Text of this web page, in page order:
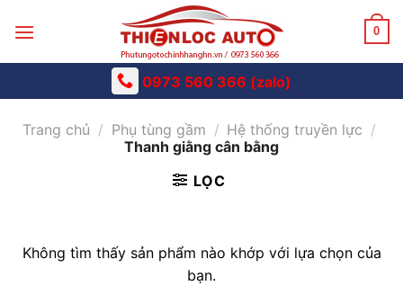
0
0973 560 366 (zalo)
Trang chủ / Phụ tùng gầm / Hệ thống truyền lực /
Thanh giằng cân bằng
LỌC
Không tìm thấy sản phẩm nào khớp với lựa chọn của
bạn.